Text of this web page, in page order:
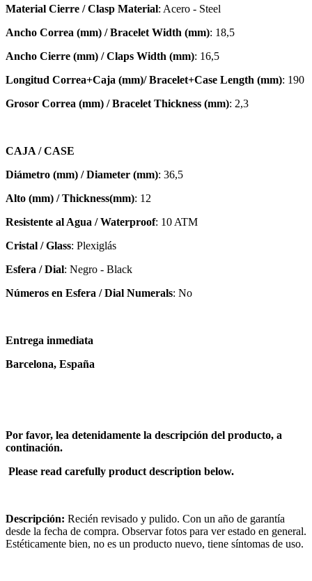
Material Cierre / Clasp Material: Acero - Steel
Ancho Correa (mm) / Bracelet Width (mm): 18,5
Ancho Cierre (mm) / Claps Width (mm): 16,5
Longitud Correa+Caja (mm)/ Bracelet+Case Length (mm): 190
Grosor Correa (mm) / Bracelet Thickness (mm): 2,3
CAJA / CASE
Diámetro (mm) / Diameter (mm): 36,5
Alto (mm) / Thickness(mm): 12
Resistente al Agua / Waterproof: 10 ATM
Cristal / Glass: Plexiglás
Esfera / Dial: Negro - Black
Números en Esfera / Dial Numerals: No
Entrega inmediata
Barcelona, España
Por favor, lea detenidamente la descripción del producto, a
continación.
Please read carefully product description below.
Descripción: Recién revisado y pulido. Con un año de garantía
desde la fecha de compra. Observar fotos para ver estado en general.
Estéticamente bien, no es un producto nuevo, tiene síntomas de uso.